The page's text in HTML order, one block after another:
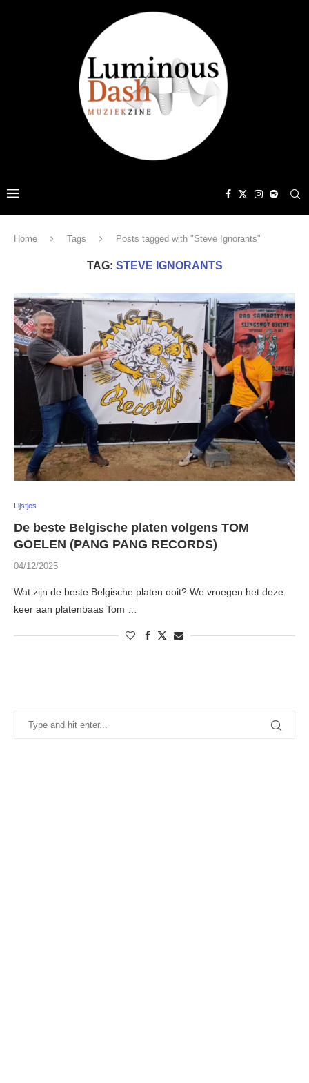
Home Tags Posts tagged with "Steve Ignorants"
TAG: STEVE IGNORANTS
Lijstjes
De beste Belgische platen volgens TOM
GOELEN (PANG PANG RECORDS)
04/12/2025
Wat zijn de beste Belgische platen ooit? We vroegen het deze
keer aan platenbaas Tom …